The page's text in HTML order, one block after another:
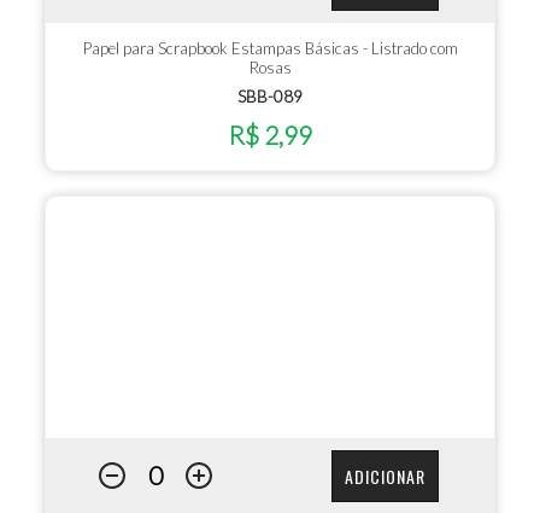
Papel para Scrapbook Estampas Básicas - Listrado com
Rosas
SBB-089
R$ 2,99
ADICIONAR